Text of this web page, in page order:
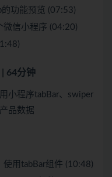
功能预览 (07:53)
微信小程序 (04:20)
| 64分钟
小程序tabBar、swiper
品数据
用tabBar组件 (10:48)